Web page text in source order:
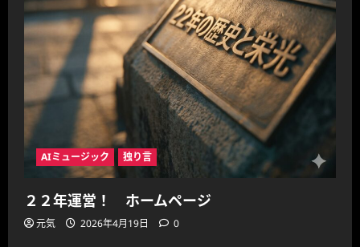
AIミュージック 独り言
２２年運営！ ホームページ
元気 2026年4月19日 0